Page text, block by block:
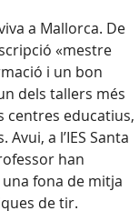
a Mallorca. De
«mestre
i un bon
dels tallers més
centres educatius,
a l’IES Santa
han
fona de mitja
de tir.